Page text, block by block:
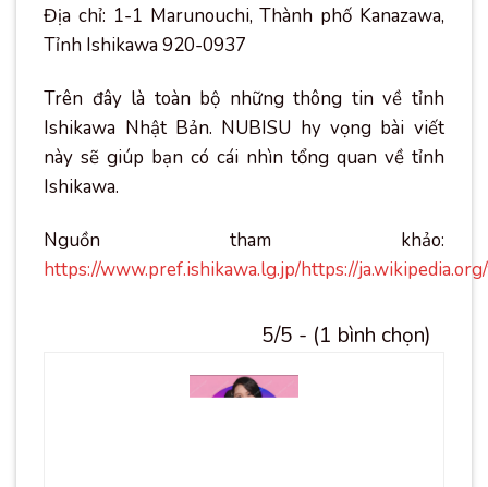
Địa chỉ: 1-1 Marunouchi, Thành phố Kanazawa,
Tỉnh Ishikawa 920-0937
Trên đây là toàn bộ những thông tin về tỉnh
Ishikawa Nhật Bản. NUBISU hy vọng bài viết
này sẽ giúp bạn có cái nhìn tổng quan về tỉnh
Ishikawa.
Nguồn tham khảo:
https://www.pref.ishikawa.lg.jp/https://
5/5 - (1 bình chọn)